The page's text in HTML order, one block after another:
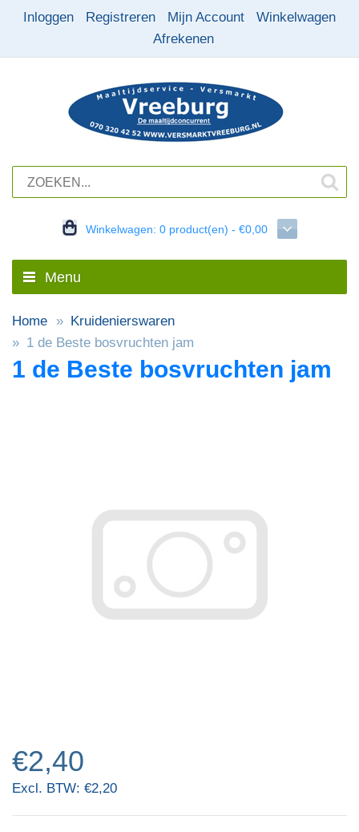
Inloggen Registreren Mijn Account
Winkelwagen
Afrekenen
Winkelwagen: 0 product(en) - €0,00
Menu
Home
Kruidenierswaren
1 de Beste bosvruchten jam
1 de Beste bosvruchten jam
€2,40
Excl. BTW: €2,20